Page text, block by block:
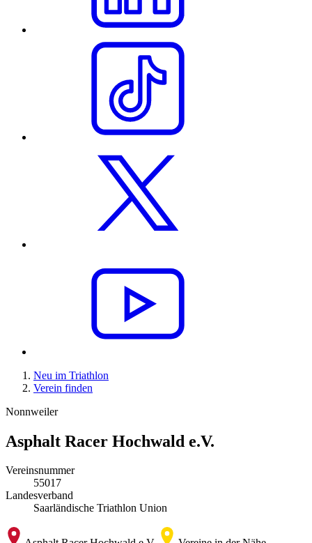
Neu im Triathlon
Verein finden
Nonnweiler
Asphalt Racer Hochwald e.V.
Vereinsnummer
55017
Landesverband
Saarländische Triathlon Union